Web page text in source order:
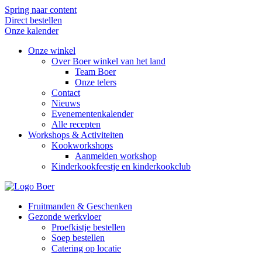
Spring naar content
Direct bestellen
Onze kalender
Onze winkel
Over Boer winkel van het land
Team Boer
Onze telers
Contact
Nieuws
Evenementenkalender
Alle recepten
Workshops & Activiteiten
Kookworkshops
Aanmelden workshop
Kinderkookfeestje en kinderkookclub
Fruitmanden & Geschenken
Gezonde werkvloer
Proefkistje bestellen
Soep bestellen
Catering op locatie